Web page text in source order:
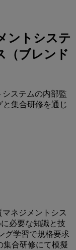
ントシステ
（ブレンド
システムの内部監
集合研修を通じ
マネジメントシス
必要な知識と技
グ学習で規格要求
集合研修にて模擬